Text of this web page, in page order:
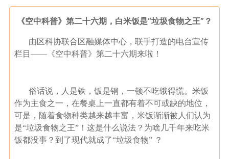
《空中科普》第二十六期，白米饭是“垃圾食物之王”？
由区科协联合区融媒体中心，联手打造的电台宣传
栏目——《空中科普》第二十六期来啦！
俗话说，人是铁，饭是钢，一顿不吃饿得慌。米饭
作为主食之一，在餐桌上一直都有着不可或缺的地位，
可是，随着食物种类越来越丰富，米饭渐渐被人们认为
是“垃圾食物之王”！这是什么说法？为啥几千年来吃米
饭都没事？到了现代就成了“垃圾食物” ？